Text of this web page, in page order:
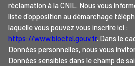
réclamation à la CNIL. Nous vous
liste d'opposition au démarchage
laquelle vous pouvez vous inscrire ici :
https://www.bloctel.gouv.fr. Dans le
Données personnelles, nous vous
Données sensibles dans le champ de